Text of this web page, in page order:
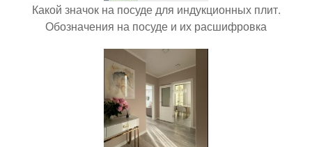
Какой значок на посуде для индукционных плит.
Обозначения на посуде и их расшифровка